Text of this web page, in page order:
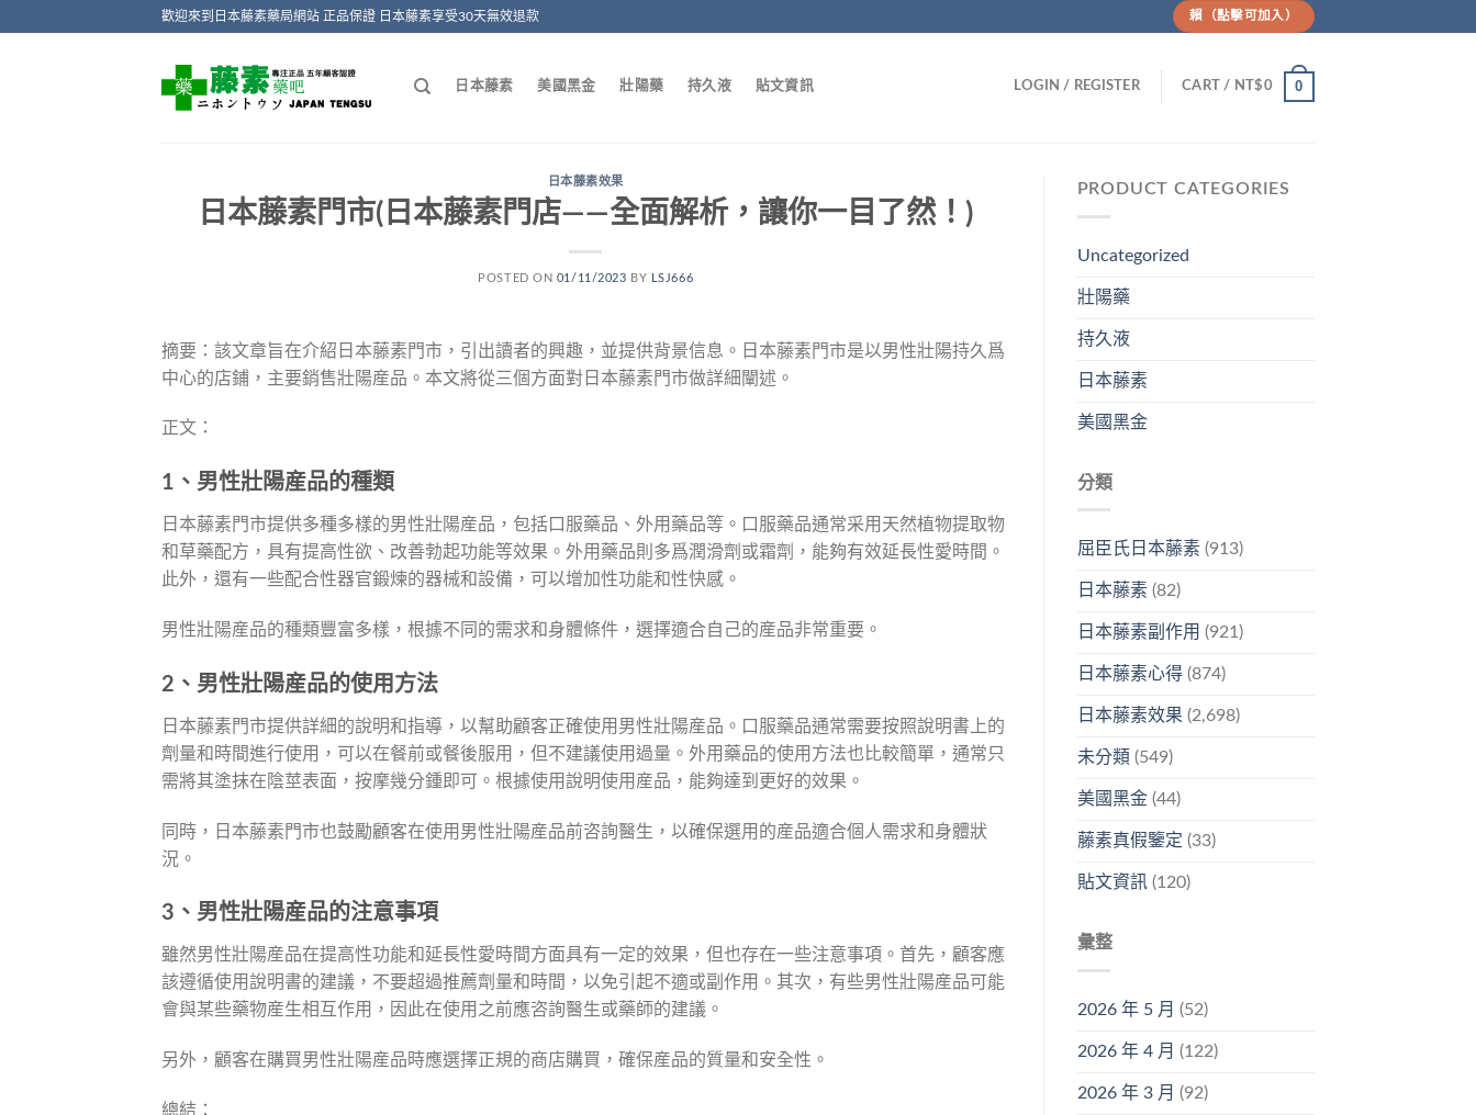
歡迎來到日本藤素藥局網站 正品保證 日本藤素享受30天無效退款 賴（點擊可加入）
日本藤素 美國黑金 壯陽藥 持久液 貼文資訊 LOGIN / REGISTER CART / NT$0 0
日本藤素效果
日本藤素門市(日本藤素門店——全面解析，讓你一目了然！)
POSTED ON 01/11/2023 BY LSJ666
摘要：該文章旨在介紹日本藤素門市，引出讀者的興趣，並提供背景信息。日本藤素門市是以男性壯陽持久爲
中心的店鋪，主要銷售壯陽産品。本文將從三個方面對日本藤素門市做詳細闡述。
正文：
1、男性壯陽産品的種類
日本藤素門市提供多種多樣的男性壯陽産品，包括口服藥品、外用藥品等。口服藥品通常采用天然植物提取物
和草藥配方，具有提高性欲、改善勃起功能等效果。外用藥品則多爲潤滑劑或霜劑，能夠有效延長性愛時間。
此外，還有一些配合性器官鍛煉的器械和設備，可以增加性功能和性快感。
男性壯陽産品的種類豐富多樣，根據不同的需求和身體條件，選擇適合自己的産品非常重要。
2、男性壯陽産品的使用方法
日本藤素門市提供詳細的說明和指導，以幫助顧客正確使用男性壯陽産品。口服藥品通常需要按照說明書上的
劑量和時間進行使用，可以在餐前或餐後服用，但不建議使用過量。外用藥品的使用方法也比較簡單，通常只
需將其塗抹在陰莖表面，按摩幾分鍾即可。根據使用說明使用産品，能夠達到更好的效果。
同時，日本藤素門市也鼓勵顧客在使用男性壯陽産品前咨詢醫生，以確保選用的産品適合個人需求和身體狀
況。
3、男性壯陽産品的注意事項
雖然男性壯陽産品在提高性功能和延長性愛時間方面具有一定的效果，但也存在一些注意事項。首先，顧客應
該遵循使用說明書的建議，不要超過推薦劑量和時間，以免引起不適或副作用。其次，有些男性壯陽産品可能
會與某些藥物産生相互作用，因此在使用之前應咨詢醫生或藥師的建議。
另外，顧客在購買男性壯陽産品時應選擇正規的商店購買，確保産品的質量和安全性。
總結：
PRODUCT CATEGORIES
Uncategorized
壯陽藥
持久液
日本藤素
美國黑金
分類
屈臣氏日本藤素(913)
日本藤素(82)
日本藤素副作用 (921)
日本藤素心得(874)
日本藤素效果 (2,698)
未分類 (549)
美國黑金(44)
藤素真假鑒定 (33)
貼文資訊(120)
彙整
2026 年 5 月 (52)
2026 年 4 月 (122)
2026 年 3 月 (92)